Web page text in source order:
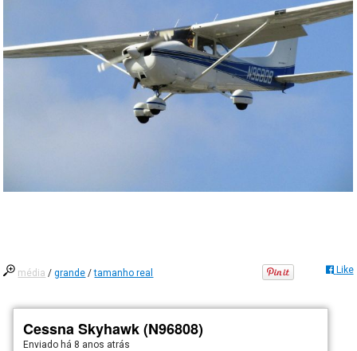
média /grande /tamanho real Like
Cessna Skyhawk (N96808)
Enviado há 8 anos atrás